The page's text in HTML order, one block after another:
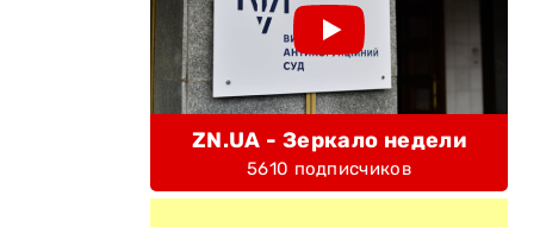
ZN.UA - Зеркало недели
5610 подписчиков